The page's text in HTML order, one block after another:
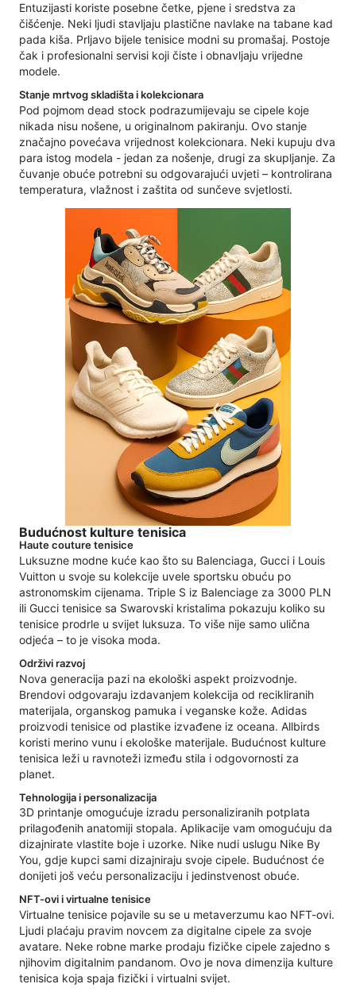
Entuzijasti koriste posebne četke, pjene i sredstva za
čišćenje. Neki ljudi stavljaju plastične navlake na tabane kad
pada kiša. Prljavo bijele tenisice modni su promašaj. Postoje
čak i profesionalni servisi koji čiste i obnavljaju vrijedne
modele.
Stanje mrtvog skladišta i kolekcionara
Pod pojmom dead stock podrazumijevaju se cipele koje
nikada nisu nošene, u originalnom pakiranju. Ovo stanje
značajno povećava vrijednost kolekcionara. Neki kupuju dva
para istog modela - jedan za nošenje, drugi za skupljanje. Za
čuvanje obuće potrebni su odgovarajući uvjeti – kontrolirana
temperatura, vlažnost i zaštita od sunčeve svjetlosti.
Budućnost kulture tenisica
Haute couture tenisice
Luksuzne modne kuće kao što su Balenciaga, Gucci i Louis
Vuitton u svoje su kolekcije uvele sportsku obuću po
astronomskim cijenama. Triple S iz Balenciage za 3000 PLN
ili Gucci tenisice sa Swarovski kristalima pokazuju koliko su
tenisice prodrle u svijet luksuza. To više nije samo ulična
odjeća – to je visoka moda.
Održivi razvoj
Nova generacija pazi na ekološki aspekt proizvodnje.
Brendovi odgovaraju izdavanjem kolekcija od recikliranih
materijala, organskog pamuka i veganske kože. Adidas
proizvodi tenisice od plastike izvađene iz oceana. Allbirds
koristi merino vunu i ekološke materijale. Budućnost kulture
tenisica leži u ravnoteži između stila i odgovornosti za
planet.
Tehnologija i personalizacija
3D printanje omogućuje izradu personaliziranih potplata
prilagođenih anatomiji stopala. Aplikacije vam omogućuju da
dizajnirate vlastite boje i uzorke. Nike nudi uslugu Nike By
You, gdje kupci sami dizajniraju svoje cipele. Budućnost će
donijeti još veću personalizaciju i jedinstvenost obuće.
NFT-ovi i virtualne tenisice
Virtualne tenisice pojavile su se u metaverzumu kao NFT-ovi.
Ljudi plaćaju pravim novcem za digitalne cipele za svoje
avatare. Neke robne marke prodaju fizičke cipele zajedno s
njihovim digitalnim pandanom. Ovo je nova dimenzija kulture
tenisica koja spaja fizički i virtualni svijet.